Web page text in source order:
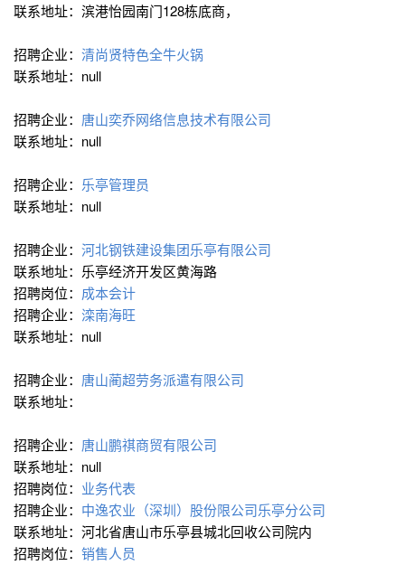
联系地址：滨港怡园南门128栋底商，
招聘企业： 清尚贤特色全牛火锅
联系地址：null
招聘企业： 唐山奕乔网络信息技术有限公司
联系地址：null
招聘企业： 乐亭管理员
联系地址：null
招聘企业： 河北钢铁建设集团乐亭有限公司
联系地址：乐亭经济开发区黄海路
招聘岗位： 成本会计
招聘企业： 滦南海旺
联系地址：null
招聘企业： 唐山蔺超劳务派遣有限公司
联系地址：
招聘企业： 唐山鹏祺商贸有限公司
联系地址：null
招聘岗位： 业务代表
招聘企业： 中逸农业（深圳）股份限公司乐亭分公司
联系地址：河北省唐山市乐亭县城北回收公司院内
招聘岗位： 销售人员